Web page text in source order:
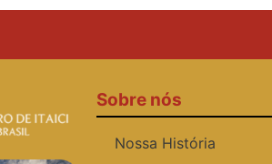
Sobre nós
Nossa História